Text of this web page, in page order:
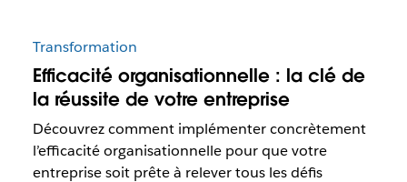
Transformation
Efficacité organisationnelle : la clé de
la réussite de votre entreprise
Découvrez comment implémenter concrètement
l’efficacité organisationnelle pour que votre
entreprise soit prête à relever tous les défis